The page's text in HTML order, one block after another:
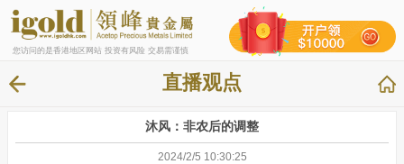
您访问的是香港地区网站 投资有风险 交易需谨慎
直播观点
沐风：非农后的调整
2024/2/5 10:30:25